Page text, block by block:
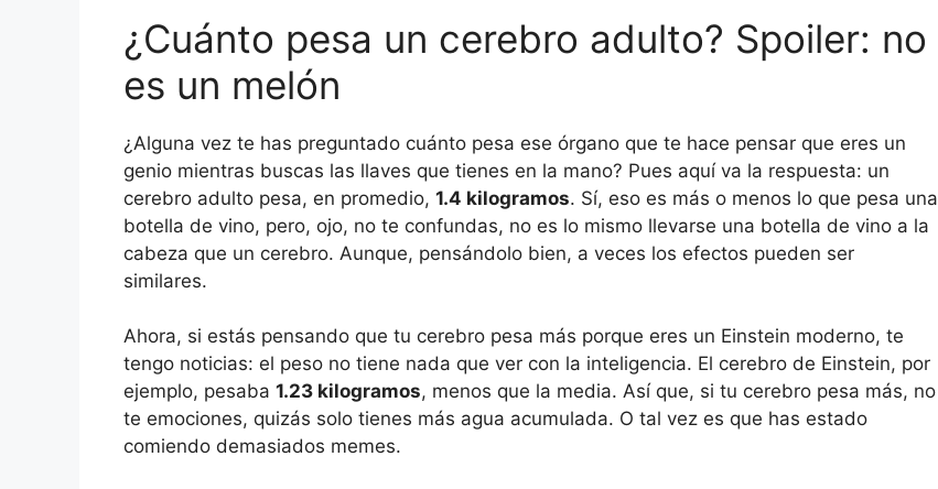
¿Cuánto pesa un cerebro adulto? Spoiler: no
es un melón
¿Alguna vez te has preguntado cuánto pesa ese órgano que te hace pensar que eres un
genio mientras buscas las llaves que tienes en la mano? Pues aquí va la respuesta: un
cerebro adulto pesa, en promedio, 1.4 kilogramos. Sí, eso es más o menos lo que pesa una
botella de vino, pero, ojo, no te confundas, no es lo mismo llevarse una botella de vino a la
cabeza que un cerebro. Aunque, pensándolo bien, a veces los efectos pueden ser
similares.
Ahora, si estás pensando que tu cerebro pesa más porque eres un Einstein moderno, te
tengo noticias: el peso no tiene nada que ver con la inteligencia. El cerebro de Einstein, por
ejemplo, pesaba 1.23 kilogramos, menos que la media. Así que, si tu cerebro pesa más, no
te emociones, quizás solo tienes más agua acumulada. O tal vez es que has estado
comiendo demasiados memes.